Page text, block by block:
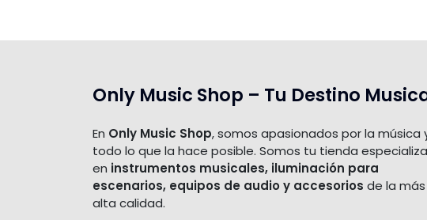
Only Music Shop – Tu Destino
En Only Music Shop, somos apasionados por la música
todo lo que la hace posible. Somos tu tienda
en instrumentos musicales, iluminación para
escenarios, equipos de audio y accesorios de la más
alta calidad.